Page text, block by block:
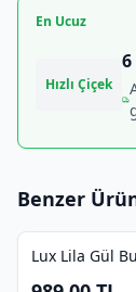
En Ucuz
Hızlı Çiçek
Benzer
Lux Lila Gül